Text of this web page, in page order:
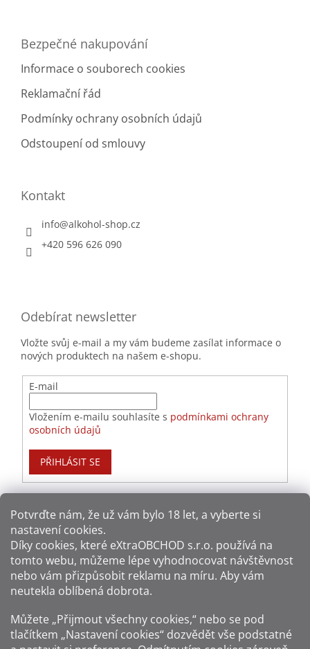
Potvrďte nám​​, že už vám bylo 18 let, a vyberte si
nastavení cookies.
Díky cookies, které eXtraOBCHOD s.r.o. používá na
tomto webu, můžeme lépe vyhodnocovat návštěvnost
nebo vám přizpůsobit reklamu na míru. Aby vám
neutekla oblíbená dobrota.
Můžete „Přijmout všechny cookies,“ nebo se pod
tlačítkem „Nastavení cookies“ dozvědět vše podstatné
Bezpečné nakupování
Informace o souborech cookies
Reklamační řád
Podmínky ochrany osobních údajů
Odstoupení od smlouvy
Kontakt
info@alkohol-shop.cz
+420 596 626 090
Odebírat newsletter
Vložte svůj e-mail a my vám budeme zasílat informace o
nových produktech na našem e-shopu.
E-mail
Vložením e-mailu souhlasíte s podmínkami ochrany
osobních údajů
PŘIHLÁSIT SE
Způsoby dopravy: